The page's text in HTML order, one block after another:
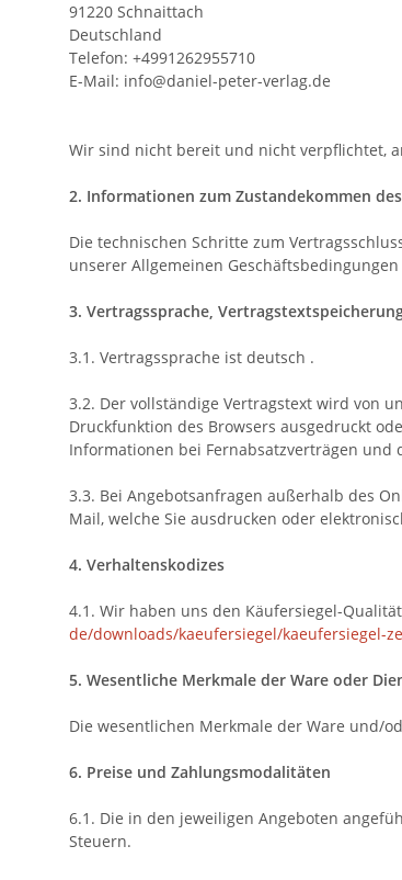
91220 Schnaittach
Deutschland
Telefon: +4991262955710
E-Mail: info@daniel-peter-verlag.de
Wir sind nicht bereit und nicht verpflichtet,
2. Informationen zum Zustandekommen
Die technischen Schritte zum
unserer Allgemeinen Geschäftsbedingungen
3. Vertragssprache,
3.1. Vertragssprache ist deutsch .
3.2. Der vollständige Vertragstext wird von
Druckfunktion des Browsers ausgedruckt
Informationen bei Fernabsatzverträgen und
3.3. Bei Angebotsanfragen außerhalb des
Mail, welche Sie ausdrucken oder
4. Verhaltenskodizes
4.1. Wir haben uns den Käufersiegel-
de/downloads/kaeufersiegel/kaeufersiegel-
5. Wesentliche Merkmale der Ware oder
Die wesentlichen Merkmale der Ware und/
6. Preise und Zahlungsmodalitäten
6.1. Die in den jeweiligen Angeboten
Steuern.